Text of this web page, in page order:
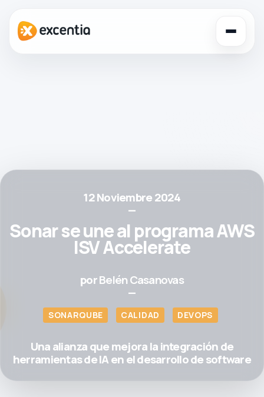
12 Noviembre 2024
—
Sonar se une al programa AWS
ISV Accelerate
porBelén Casanovas
—
SONARQUBE CALIDAD DEVOPS
Una alianza que mejora la integración de
herramientas de IA en el desarrollo de software